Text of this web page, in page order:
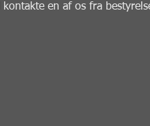
en af os fra